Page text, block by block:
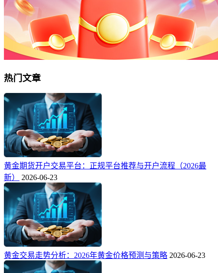
热门文章
黄金期货开户交易平台：正规平台推荐与开户流程（2026最
新）
2026-06-23
黄金交易走势分析：2026年黄金价格预测与策略 2026-06-23